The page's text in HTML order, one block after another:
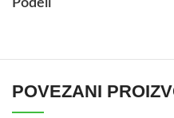
Podeli
POVEZANI